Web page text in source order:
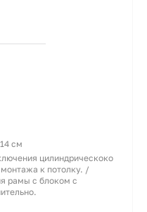
см
цилиндрическоко
к потолку. /
рамы с блоком с